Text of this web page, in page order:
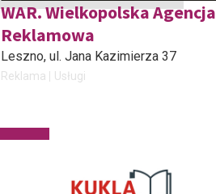
WAR. Wielkopolska Agencja
Reklamowa
Leszno, ul. Jana Kazimierza 37
Reklama Usługi